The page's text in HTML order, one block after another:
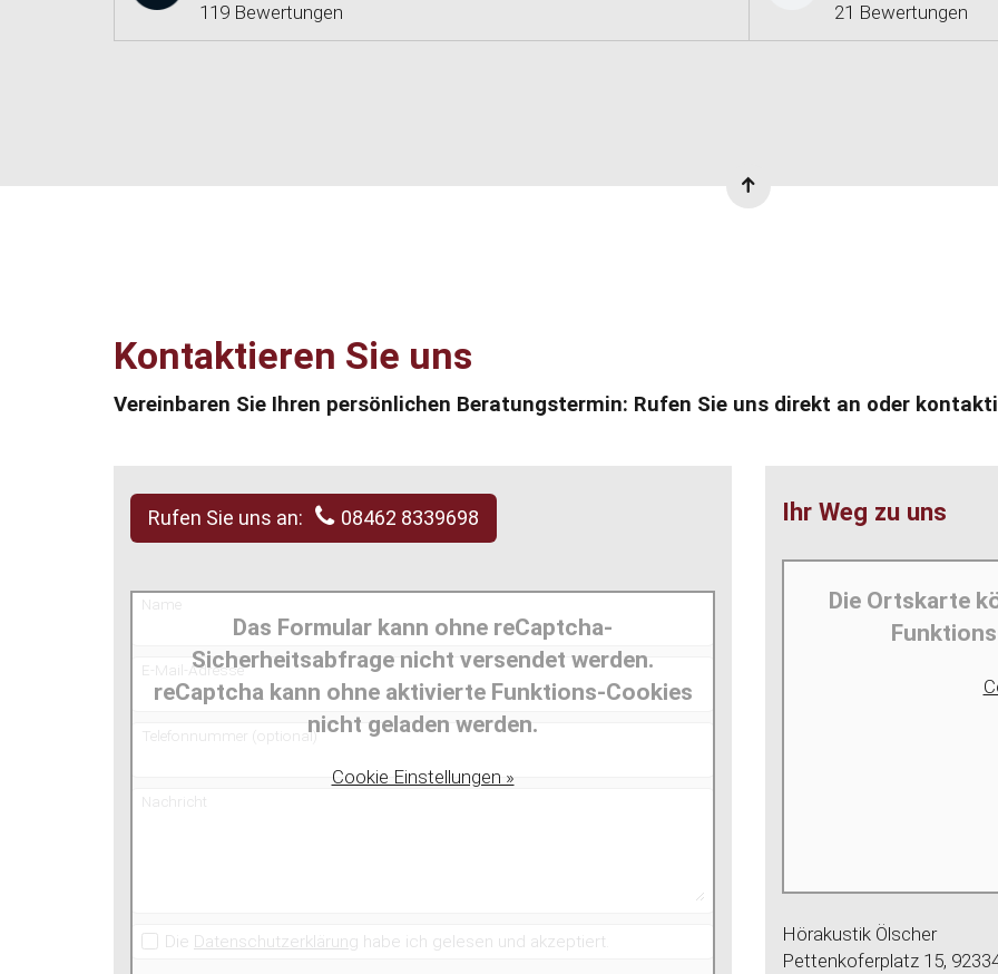
119 Bewertungen 21 Bewertungen
Kontaktieren Sie uns
Vereinbaren Sie Ihren persönlichen Beratungstermin: Rufen Sie uns direkt an oder
Rufen Sie uns an: 08462 8339698
Name
E-Mail-Adresse
Telefonnummer (optional)
Nachricht
Die Datenschutzerklärung habe ich gelesen und akzeptiert.
Das Formular kann ohne reCaptcha-
Sicherheitsabfrage nicht versendet werden.
reCaptcha kann ohne aktivierte Funktions-Cookies
nicht geladen werden.
Cookie Einstellungen »
Ihr Weg zu uns
Die Ortskarte
Hörakustik Ölscher
Pettenkoferplatz 15,